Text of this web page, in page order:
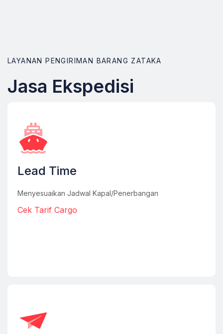
LAYANAN PENGIRIMAN BARANG ZATAKA
Jasa Ekspedisi
Lead Time
Menyesuaikan Jadwal Kapal/Penerbangan
Cek Tarif Cargo